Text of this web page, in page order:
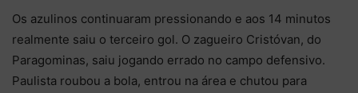
Os azulinos continuaram pressionando e aos 14 minutos
realmente saiu o terceiro gol. O zagueiro Cristóvan, do
Paragominas, saiu jogando errado no campo defensivo.
Paulista roubou a bola, entrou na área e chutou para